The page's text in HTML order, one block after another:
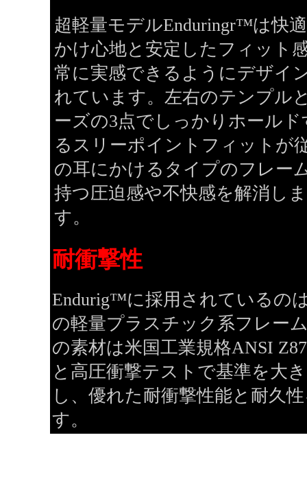
超軽量モデルEnduringr™は快
かけ心地と安定したフィット
常に実感できるようにデザイ
れています。左右のテンプル
ーズの3点でしっかりホールド
るスリーポイントフィットが
の耳にかけるタイプのフレー
持つ圧迫感や不快感を解消しま
す。
耐衝撃性
Endurig™に採用されているの
の軽量プラスチック系フレー
の素材は米国工業規格ANSI
と高圧衝撃テストで基準を大
し、優れた耐衝撃性能と耐久
す。